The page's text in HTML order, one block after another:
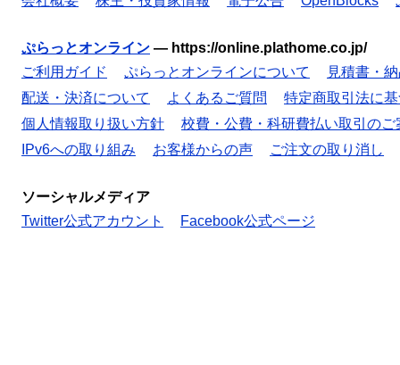
ぷらっとオンライン — https://online.plathome.co.jp/
ご利用ガイド
ぷらっとオンラインについて
見積書・
配送・決済について
よくあるご質問
特定商取引法に
個人情報取り扱い方針
校費・公費・科研費払い取引のご
IPv6への取り組み
お客様からの声 ご注文の取り消し
ソーシャルメディア
Twitter公式アカウント
Facebook公式ページ